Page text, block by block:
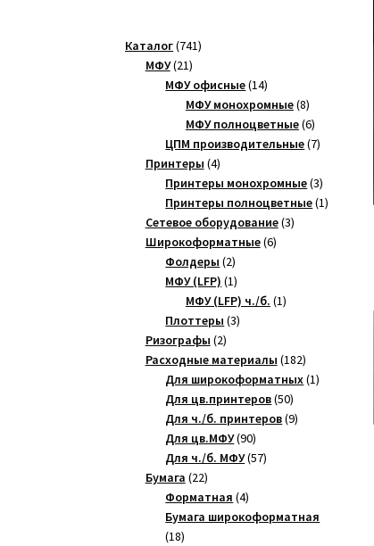
Каталог 741741
МФУ 2121
товар
МФУ офисные 1414
товаров
МФУ монохромные 88
товаров
МФУ полноцветные 66
товаров
ЦПМ производительные 77
Принтеры 44
товара
Принтеры монохромные 33
товара
Принтеры полноцветные 11
Сетевое оборудование 33
Широкоформатные 66
Фолдеры 22
товара
МФУ (LFP) 11
товар
МФУ (LFP) ч./б. 11
Плоттеры 33
Ризографы 22
товара
Расходные материалы 182182
товара
Для широкоформатных 11
Для цв.принтеров 5050
товаров
Для ч./б. принтеров 99
Для цв.МФУ 9090
товаров
Для ч./б. МФУ 5757
Бумага 2222
товара
Форматная 44
товара
Бумага широкоформатная
1818